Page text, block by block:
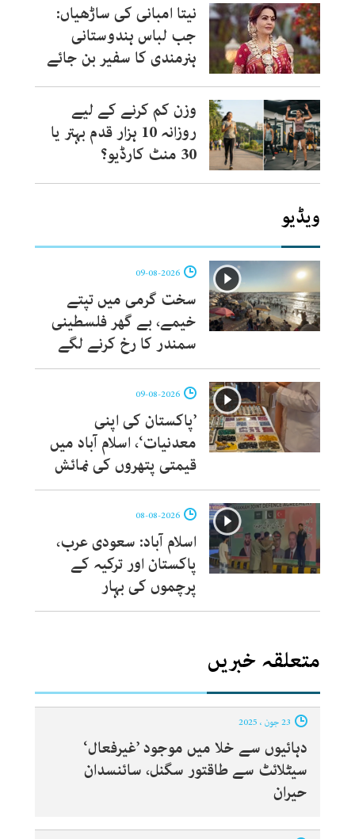
نیتا امبانی کی ساڑھیاں:
جب لباس ہندوستانی
ہنرمندی کا سفیر بن جائے
وزن کم کرنے کے لیے
روزانہ 10 ہزار قدم بہتر یا
30 منٹ کارڈیو؟
ویڈیو
سخت گرمی میں تپتے
خیمے، بے گھر فلسطینی
سمندر کا رخ کرنے لگے
’پاکستان کی اپنی
معدنیات‘، اسلام آباد میں
قیمتی پتھروں کی نمائش
اسلام آباد: سعودی عرب،
پاکستان اور ترکیہ کے
پرچموں کی بہار
متعلقہ خبریں
دہائیوں سے خلا میں موجود ’غیرفعال‘
سیٹلائٹ سے طاقتور سگنل، سائنسدان
حیران